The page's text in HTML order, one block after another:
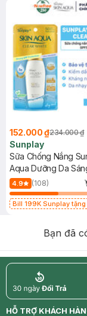
152.000 ₫234.000 ₫
Sunplay
Sữa Chống Nắng
Aqua Dưỡng Da
4.9 (108)
Bill 199K Sunplay tặng
Bạn đã
return
HỖ TRỢ KHÁCH